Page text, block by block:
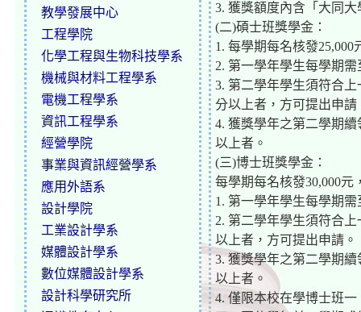
教學發展中心
工程學院
化學工程與生物科技學系
機械與材料工程學系
電機工程學系
資訊工程學系
經營學院
事業與資訊經營學系
應用外語系
設計學院
工業設計學系
媒體設計學系
數位媒體設計學系
設計科學研究所
3. 獲獎額度內含「大同
(二)碩士班獎學金：
1. 每學期每名核發
2. 第一學年學生每學期
3. 第二學年學生須符合
分以上者，方可提出申請
4. 獲獎學年之第二學期
以上者。
(三)博士班獎學金：
每學期每名核發30,000
1. 第一學年學生每學期
2. 第二學年學生須符合
以上者，方可提出申請。
3. 獲獎學年之第二學期
以上者。
4. 僅限本校在學博士班